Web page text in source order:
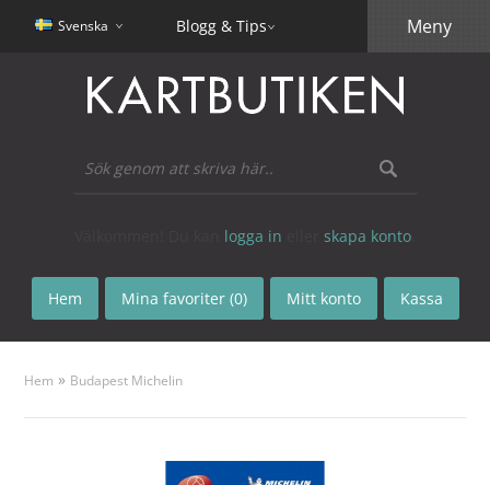
Svenska Blogg & Tips
logga in skapa konto
Hem Mina favoriter (0) Mitt konto Kassa
Meny
Hem » Budapest Michelin